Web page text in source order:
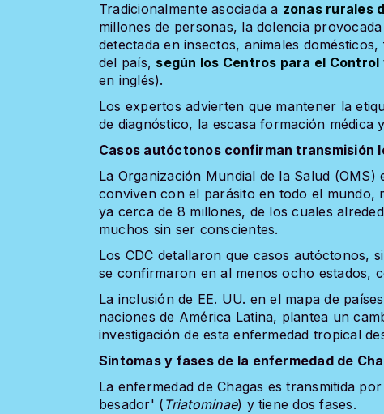
Tradicionalmente asociada a zonas rurales
millones de personas, la dolencia
detectada en insectos, animales
del país, según los Centros para el
en inglés).
Los expertos advierten que mantener la
de diagnóstico, la escasa formación médica
Casos autóctonos confirman transmisión
La Organización Mundial de la Salud
conviven con el parásito en todo el mundo,
ya cerca de 8 millones, de los cuales
muchos sin ser conscientes.
Los CDC detallaron que casos autóctonos,
se confirmaron en al menos ocho estados,
La inclusión de EE. UU. en el mapa de
naciones de América Latina, plantea un
investigación de esta enfermedad tropical
Síntomas y fases de la enfermedad de
La enfermedad de Chagas es transmitida
besador' ( Triatominae) y tiene dos fases.